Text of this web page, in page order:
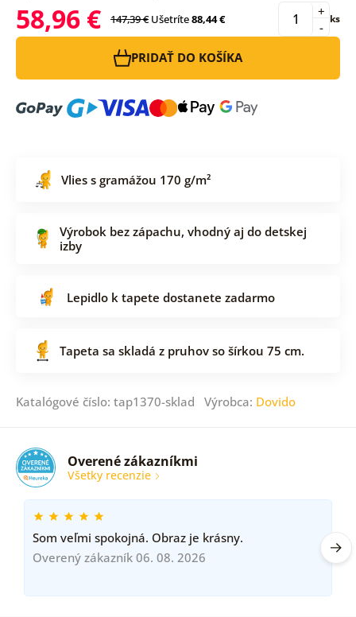
58,96 € 147,39 € Ušetríte88,44 € -
+ ks
PRIDAŤ DO KOŠÍKA
Vlies s gramážou 170 g/m²
Výrobok bez zápachu, vhodný aj do detskej
izby
Lepidlo k tapete dostanete zadarmo
Tapeta sa skladá z pruhov so šírkou 75 cm.
Katalógové číslo: tap1370-sklad Výrobca: Dovido
Overené zákazníkmi
Všetky recenzie
Som veľmi spokojná. Obraz je krásny.
Overený zákazník 06. 08. 2026